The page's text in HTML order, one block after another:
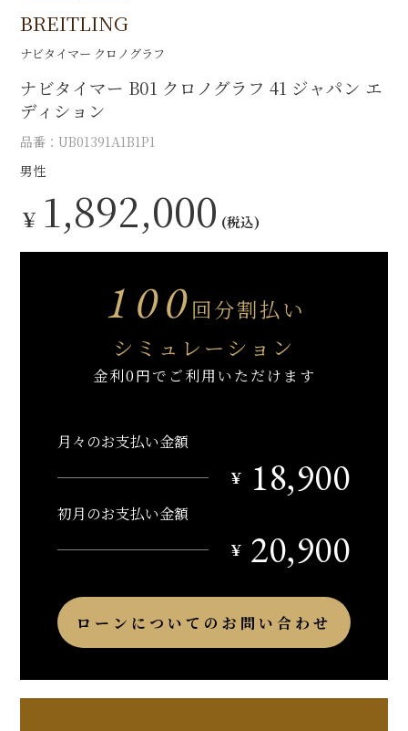
BREITLING
ナビタイマー クロノグラフ
ナビタイマー B01 クロノグラフ 41 ジャパン エ
ディション
品番：UB01391A1B1P1
男性
￥ 1,892,000 (税込)
100回分割払い
シミュレーション
金利0円でご利用いただけます
月々のお支払い金額
￥
18,900
初月のお支払い金額
￥ 20,900
ローンについてのお問い合わせ